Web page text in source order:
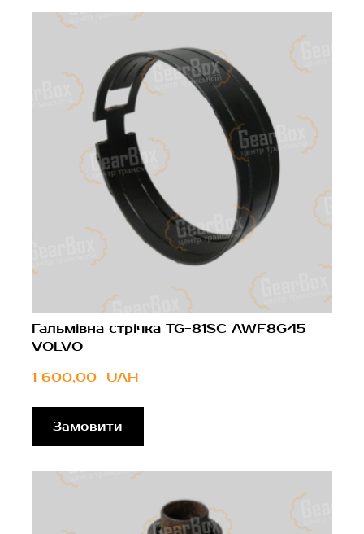
Гальмівна стрічка TG-81SC AWF8G45
VOLVO
1 600,00  UAH
Замовити